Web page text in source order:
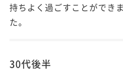
持ちよく過ごすことができ
た。
30代後半